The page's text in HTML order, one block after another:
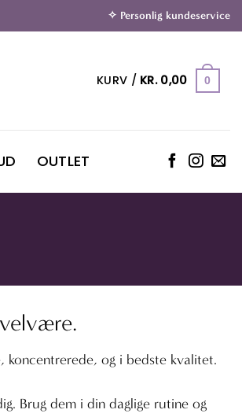
✧ Personlig kundeservice
KURV / KR.0,00 0
OUTLET
koncentrerede, og i bedste kvalitet.
Brug dem i din daglige rutine og